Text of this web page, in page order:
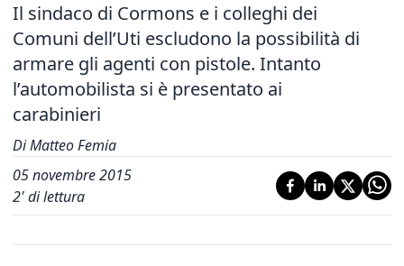
Il sindaco di Cormons e i colleghi dei
Comuni dell’Uti escludono la possibilità di
armare gli agenti con pistole. Intanto
l’automobilista si è presentato ai
carabinieri
Di Matteo Femia
05 novembre 2015
2' di lettura